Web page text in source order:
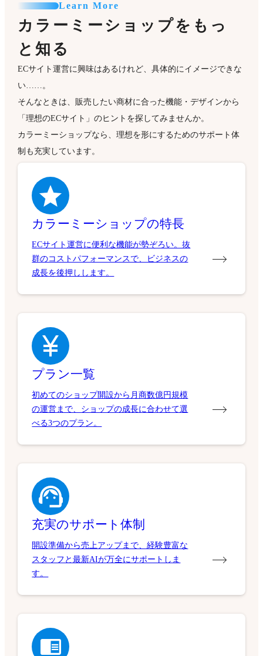
Learn More
カラーミーショップをもっ
と知る
ECサイト運営に興味はあるけれど、具体的にイメージできな
い……。
そんなときは、販売したい商材に合った機能・デザインから
「理想のECサイト」のヒントを探してみませんか。
カラーミーショップなら、理想を形にするためのサポート体
制も充実しています。
カラーミーショップの特長
ECサイト運営に便利な機能が勢ぞろい。抜
群のコストパフォーマンスで、ビジネスの
成長を後押しします。
プラン一覧
初めてのショップ開設から月商数億円規模
の運営まで、ショップの成長に合わせて選
べる3つのプラン。
充実のサポート体制
開設準備から売上アップまで、経験豊富な
スタッフと最新AIが万全にサポートしま
す。